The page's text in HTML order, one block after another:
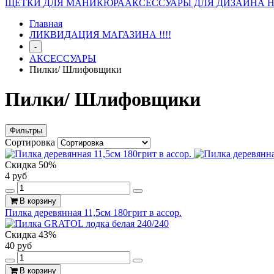
ЩЕТКИ ДЛЯ МАНИКЮРААКСЕССУАРЫ ДЛЯ ДИЗАЙНА
Главная
ЛИКВИДАЦИЯ МАГАЗИНА !!!!
-
АКСЕССУАРЫ
Пилки/ Шлифовщики
Пилки/ Шлифовщики
Фильтры
Сортировка
Скидка 50%
4 руб
В корзину
Пилка деревянная 11,5см 180грит в ассор.
Скидка 43%
40 руб
В корзину